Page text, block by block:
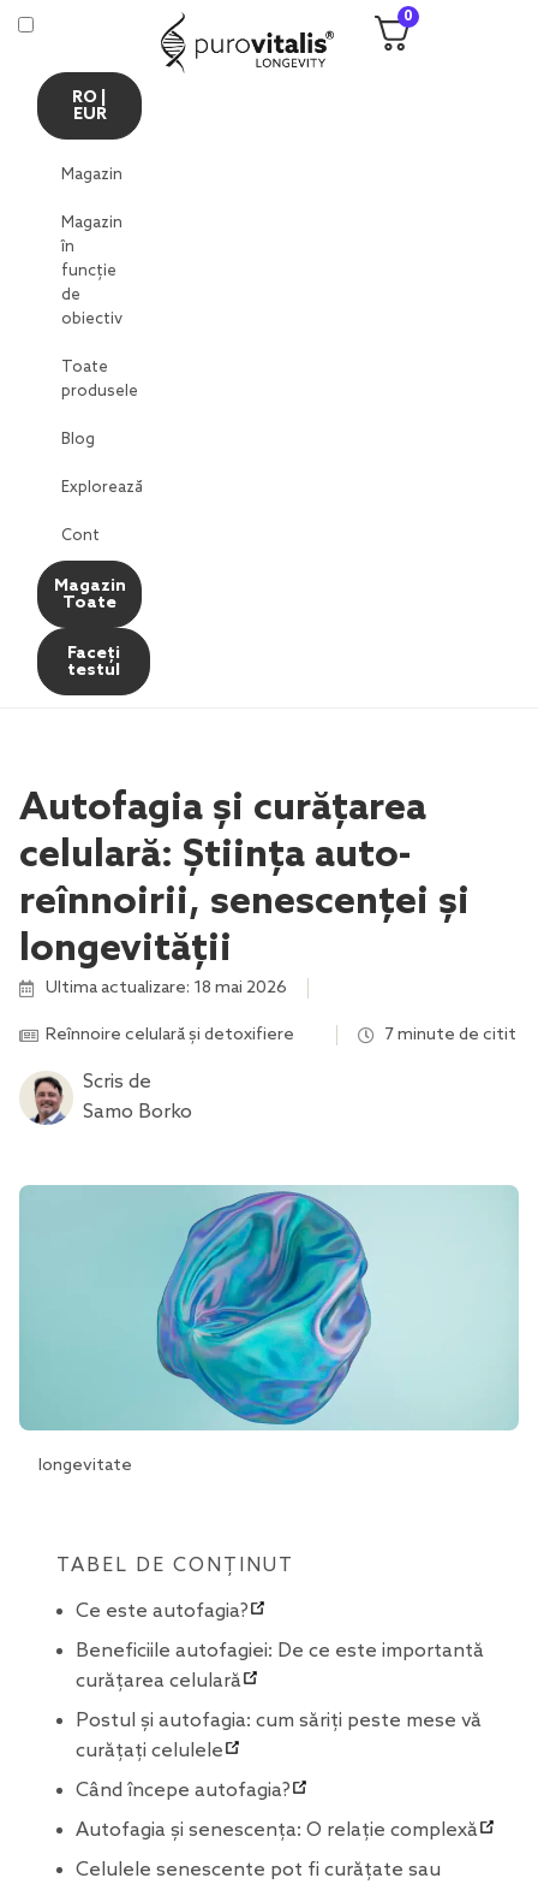
RO |
EUR
Magazin
Magazin
în
funcție
de
obiectiv
Toate
produsele
Blog
Explorează
Cont
Magazin
Toate
Faceți
testul
0
Autofagia și curățarea
celulară: Știința auto-
reînnoirii, senescenței și
longevității
Ultima actualizare: 18 mai 2026
Reînnoire celulară și detoxifiere 7 minute de citit
Scris de
Samo Borko
longevitate
TABEL DE CONȚINUT
Ce este autofagia?
Beneficiile autofagiei: De ce este importantă
curățarea celulară
Postul și autofagia: cum săriți peste mese vă
curățați celulele
Când începe autofagia?
Autofagia și senescența: O relație complexă
Celulele senescente pot fi curățate sau